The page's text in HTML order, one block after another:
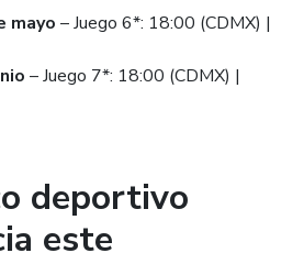
mayo – Juego 6*: 18:00 (CDMX) |
– Juego 7*: 18:00 (CDMX) |
deportivo
este